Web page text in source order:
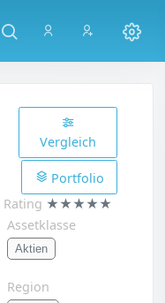
Vergleich
Portfolio
Rating ★★★★★
Assetklasse
Aktien
Region